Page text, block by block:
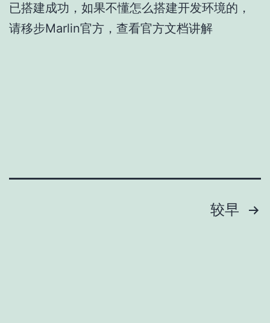
已搭建成功，如果不懂怎么搭建开发环境的，
请移步Marlin官方，查看官方文档讲解
较早